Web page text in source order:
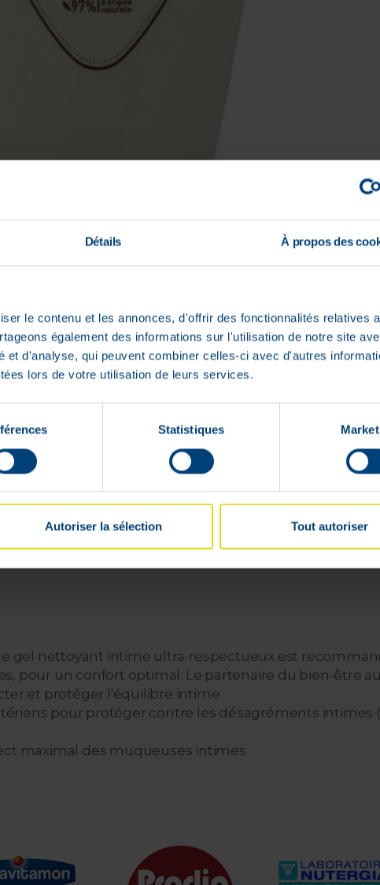
Détails À propos des
le contenu et les annonces, d'offrir des fonctionnalités relatives
également des informations sur l'utilisation de notre site
et d'analyse, qui peuvent combiner celles-ci avec d'autres
lors de votre utilisation de leurs services.
Statistiques
Autoriser la sélection Tout autoriser
voorraad is
levering
betaling gegarandeerd
gel nettoyant intime ultra-respectueux est
pour un confort optimal. Le partenaire du bien-être
et protéger l'équilibre intime
pour protéger contre les désagréments intimes
maximal des muqueuses intimes